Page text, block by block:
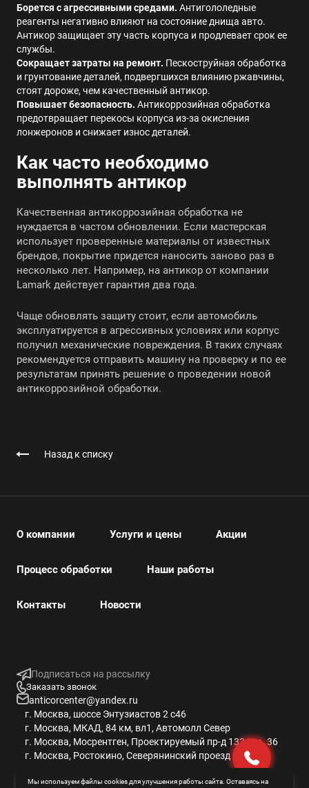
Борется с агрессивными средами. Антигололедные
реагенты негативно влияют на состояние днища авто.
Антикор защищает эту часть корпуса и продлевает срок ее
службы.
Сокращает затраты на ремонт. Пескоструйная обработка
и грунтование деталей, подвергшихся влиянию ржавчины,
стоят дороже, чем качественный антикор.
Повышает безопасность. Антикоррозийная обработка
предотвращает перекосы корпуса из-за окисления
лонжеронов и снижает износ деталей.
Как часто необходимо
выполнять антикор
Качественная антикоррозийная обработка не
нуждается в частом обновлении. Если мастерская
использует проверенные материалы от известных
брендов, покрытие придется наносить заново раз в
несколько лет. Например, на антикор от компании
Lamark действует гарантия два года.
Чаще обновлять защиту стоит, если автомобиль
эксплуатируется в агрессивных условиях или корпус
получил механические повреждения. В таких случаях
рекомендуется отправить машину на проверку и по ее
результатам принять решение о проведении новой
антикоррозийной обработки.
Назад к списку
Мы используем файлы cookies для улучшения работы сайта. Оставаясь на
О компании Услуги и цены Акции
Процесс обработки Наши работы
Контакты Новости
Подписаться на рассылку
Заказать звонок
anticorcenter@yandex.ru
г. Москва, шоссе Энтузиастов 2 с46
г. Москва, МКАД, 84 км, вл1, Автомолл Север
г. Москва, Мосрентген, Проектируемый пр-д 133 стр. 36
г. Москва, Ростокино, Северянинский проезд 6 с14